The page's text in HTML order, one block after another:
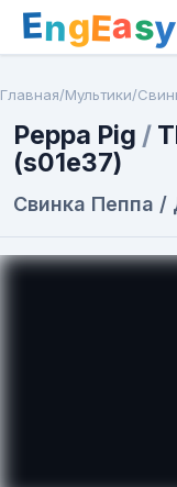
EngEasy
Главная/Мультики/
Peppa Pig /
(s01e37)
Свинка Пеппа /